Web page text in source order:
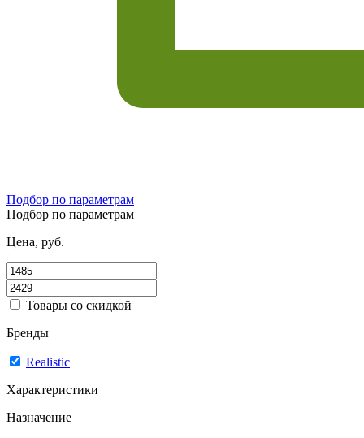
Подбор по параметрам
Подбор по параметрам
Цена, руб.
Товары со скидкой
Бренды
Realistic
Характеристики
Назначение